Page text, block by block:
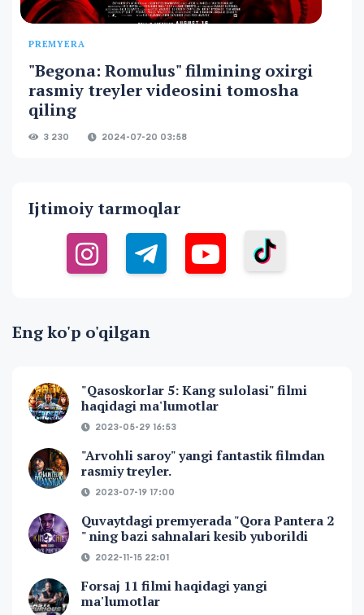
PREMYERA
"Begona: Romulus" filmining oxirgi
rasmiy treyler videosini tomosha
qiling
3 230 2024-07-20 03:58
Ijtimoiy tarmoqlar
Eng ko'p o'qilgan
"Qasoskorlar 5: Kang sulolasi" filmi
haqidagi ma'lumotlar
2023-05-29 16:53
"Arvohli saroy" yangi fantastik filmdan
rasmiy treyler.
2023-07-19 17:00
Quvaytdagi premyerada "Qora Pantera 2
" ning bazi sahnalari kesib yuborildi
2022-11-15 22:01
Forsaj 11 filmi haqidagi yangi
ma'lumotlar